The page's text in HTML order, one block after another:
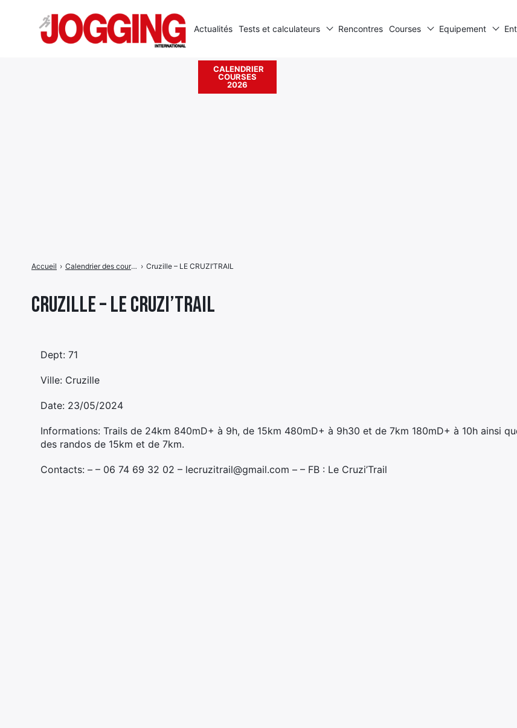
Cruzille – LE CRUZI’TRAIL
Accueil › Calendrier des courses › Cruzille – LE CRUZI’TRAIL
Dept: 71
Ville: Cruzille
Date: 23/05/2024
Informations: Trails de 24km 840mD+ à 9h, de 15km 480mD+ à 9h30 et de 7km 180mD+ à 10h ainsi
des randos de 15km et de 7km.
Contacts: – – 06 74 69 32 02 – lecruzitrail@gmail.com – – FB : Le Cruzi’Trail
Actualités Tests et calculateurs Rencontres Courses Equipement
CALENDRIER
COURSES
2026
Rechercher